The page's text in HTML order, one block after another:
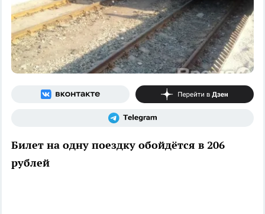
Билет на одну поездку обойдётся в 206
рублей